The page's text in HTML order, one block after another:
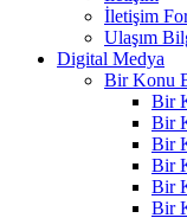
İletişim
Ulaşım
Digital Medya
Bir Konu
Bir
Bir
Bir
Bir
Bir
Bir